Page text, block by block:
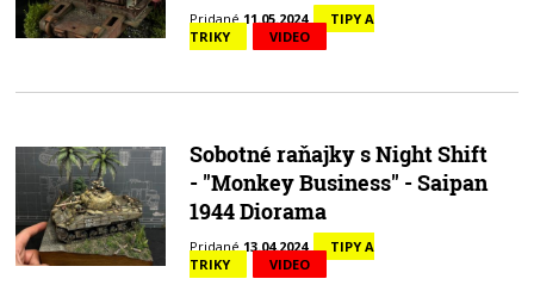
Pridané11.05.2024
TIPY A
TRIKY
VIDEO
Sobotné raňajky s Night Shift
- "Monkey Business" - Saipan
1944 Diorama
Pridané13.04.2024
TIPY A
TRIKY
VIDEO